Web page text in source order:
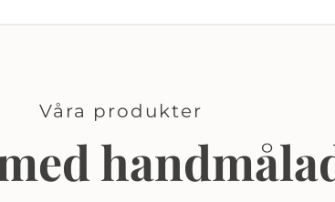
Våra produkter